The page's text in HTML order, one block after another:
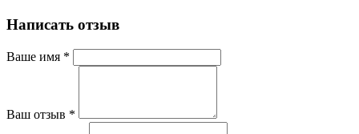
Написать отзыв
Ваше имя *
Ваш отзыв *